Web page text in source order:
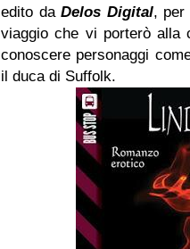
edito da Delos Digital, per
viaggio che vi porterò
conoscere personaggi
il duca di Suffolk.